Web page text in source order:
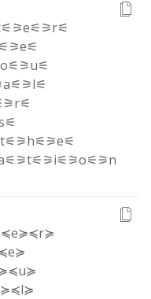
⚞e⚟⚞r⚟
⚞e⚟
⚞u⚟
⚞l⚟
⚞r⚟
⚞h⚟⚞e⚟
⚞t⚟⚞i⚟⚞o⚟⚞n
≼e≽≼r≽
≼u≽
≼l≽